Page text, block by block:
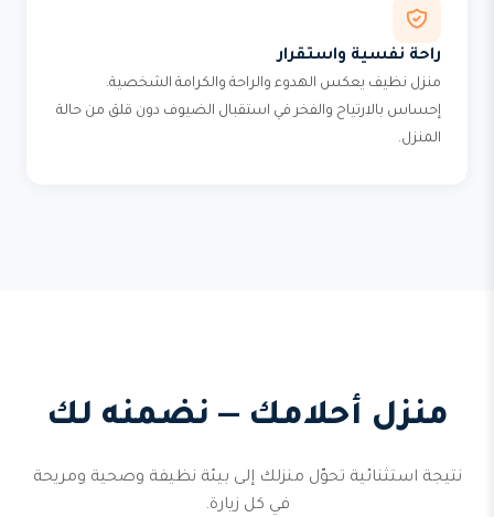
راحة نفسية واستقرار
منزل نظيف يعكس الهدوء والراحة والكرامة الشخصية.
إحساس بالارتياح والفخر في استقبال الضيوف دون قلق من حالة
المنزل.
منزل أحلامك — نضمنه لك
نتيجة استثنائية تحوّل منزلك إلى بيئة نظيفة وصحية ومريحة
في كل زيارة.